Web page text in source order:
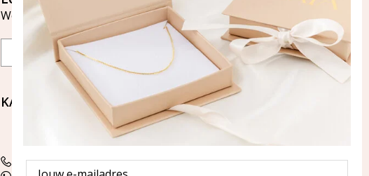
Word lid van onze mailinglijst
KAYA Sieraden
Bellen of WhatsApp Ma-Vr
tussen 09:00-17:00
Tel: 085 000 31 87
Email